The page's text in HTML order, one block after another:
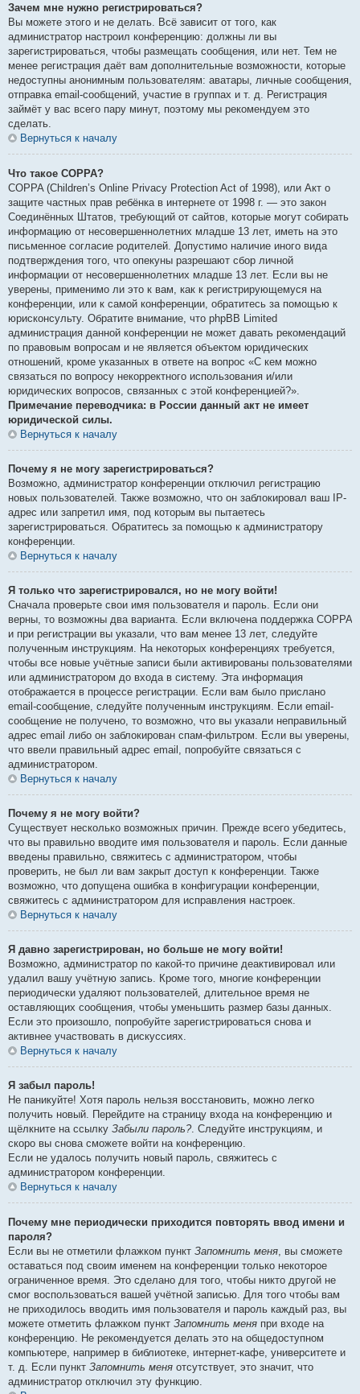
Зачем мне нужно регистрироваться?
Вы можете этого и не делать. Всё зависит от того, как
администратор настроил конференцию: должны ли вы
зарегистрироваться, чтобы размещать сообщения, или нет. Тем не
менее регистрация даёт вам дополнительные возможности, которые
недоступны анонимным пользователям: аватары, личные сообщения,
отправка email-сообщений, участие в группах и т. д. Регистрация
займёт у вас всего пару минут, поэтому мы рекомендуем это
сделать.
Вернуться к началу
Что такое COPPA?
COPPA (Children’s Online Privacy Protection Act of 1998), или Акт о
защите частных прав ребёнка в интернете от 1998 г. — это закон
Соединённых Штатов, требующий от сайтов, которые могут собирать
информацию от несовершеннолетних младше 13 лет, иметь на это
письменное согласие родителей. Допустимо наличие иного вида
подтверждения того, что опекуны разрешают сбор личной
информации от несовершеннолетних младше 13 лет. Если вы не
уверены, применимо ли это к вам, как к регистрирующемуся на
конференции, или к самой конференции, обратитесь за помощью к
юрисконсульту. Обратите внимание, что phpBB Limited
администрация данной конференции не может давать рекомендаций
по правовым вопросам и не является объектом юридических
отношений, кроме указанных в ответе на вопрос «С кем можно
связаться по вопросу некорректного использования и/или
юридических вопросов, связанных с этой конференцией?».
Примечание переводчика: в России данный акт не имеет
юридической силы.
Вернуться к началу
Почему я не могу зарегистрироваться?
Возможно, администратор конференции отключил регистрацию
новых пользователей. Также возможно, что он заблокировал ваш IP-
адрес или запретил имя, под которым вы пытаетесь
зарегистрироваться. Обратитесь за помощью к администратору
конференции.
Вернуться к началу
Я только что зарегистрировался, но не могу войти!
Сначала проверьте свои имя пользователя и пароль. Если они
верны, то возможны два варианта. Если включена поддержка COPPA
и при регистрации вы указали, что вам менее 13 лет, следуйте
полученным инструкциям. На некоторых конференциях требуется,
чтобы все новые учётные записи были активированы пользователями
или администратором до входа в систему. Эта информация
отображается в процессе регистрации. Если вам было прислано
email-сообщение, следуйте полученным инструкциям. Если email-
сообщение не получено, то возможно, что вы указали неправильный
адрес email либо он заблокирован спам-фильтром. Если вы уверены,
что ввели правильный адрес email, попробуйте связаться с
администратором.
Вернуться к началу
Почему я не могу войти?
Существует несколько возможных причин. Прежде всего убедитесь,
что вы правильно вводите имя пользователя и пароль. Если данные
введены правильно, свяжитесь с администратором, чтобы
проверить, не был ли вам закрыт доступ к конференции. Также
возможно, что допущена ошибка в конфигурации конференции,
свяжитесь с администратором для исправления настроек.
Вернуться к началу
Я давно зарегистрирован, но больше не могу войти!
Возможно, администратор по какой-то причине деактивировал или
удалил вашу учётную запись. Кроме того, многие конференции
периодически удаляют пользователей, длительное время не
оставляющих сообщения, чтобы уменьшить размер базы данных.
Если это произошло, попробуйте зарегистрироваться снова и
активнее участвовать в дискуссиях.
Вернуться к началу
Я забыл пароль!
Не паникуйте! Хотя пароль нельзя восстановить, можно легко
получить новый. Перейдите на страницу входа на конференцию и
щёлкните на ссылку Забыли пароль?. Следуйте инструкциям, и
скоро вы снова сможете войти на конференцию.
Если не удалось получить новый пароль, свяжитесь с
администратором конференции.
Вернуться к началу
Почему мне периодически приходится повторять ввод имени и
пароля?
Если вы не отметили флажком пункт Запомнить меня , вы сможете
оставаться под своим именем на конференции только некоторое
ограниченное время. Это сделано для того, чтобы никто другой не
смог воспользоваться вашей учётной записью. Для того чтобы вам
не приходилось вводить имя пользователя и пароль каждый раз, вы
можете отметить флажком пункт Запомнить меня при входе на
конференцию. Не рекомендуется делать это на общедоступном
компьютере, например в библиотеке, интернет-кафе, университете и
т. д. Если пункт Запомнить меня отсутствует, это значит, что
администратор отключил эту функцию.